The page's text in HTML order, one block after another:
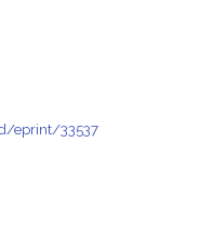
eprint/33537